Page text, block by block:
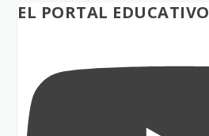
EL PORTAL EDUCATIVO